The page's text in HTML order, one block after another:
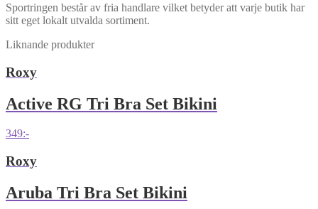
Sportringen består av fria handlare vilket betyder att varje butik har
sitt eget lokalt utvalda sortiment.
Liknande produkter
Roxy
Active RG Tri Bra Set Bikini
349:-
Roxy
Aruba Tri Bra Set Bikini